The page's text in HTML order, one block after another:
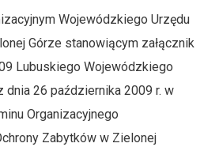
Wojewódzkiego Urzędu
Górze stanowiącym załącznik
Lubuskiego Wojewódzkiego
dnia 26 października 2009 r. w
Organizacyjnego
Zabytków w Zielonej